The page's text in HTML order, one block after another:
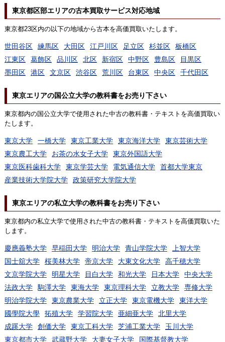
東京都区部エリアの古本買取サービス対応地域
東京都23区内の以下の地域から古本を高価買取いたします。
世田谷区 練馬区 大田区 江戸川区 足立区 杉並区
板橋区
江東区
葛飾区 品川区 北区 新宿区 中野区 豊島区
目黒区
墨田区
港区 文京区 渋谷区 荒川区 台東区 中央区 千代田区
東京エリアの国公立大学の教科書をお売り下さい
東京都内の国公立大学で使用された中古の教科書・テキストを高価買取い
たします。
東京大学 一橋大学 東京工業大学 東京海洋大学
東京芸術大学
東京農工大学
お茶の水女子大学
東京外国語大学
東京医科歯科大学
東京学芸大学 電気通信大学
首都大学東京
産業技術大学院大学
政策研究大学院大学
東京エリアの私立大学の教科書をお売り下さい
東京都内の私立大学で使用された中古の教科書・テキストを高価買取いた
します。
慶應義塾大学 早稲田大学 明治大学 青山学院大学
上智大学
国士舘大学
桜美林大学 帝京大学 大東文化大学
高千穂大学
文京学院大学
明星大学 目白大学 和光大学 日本大学
中央大学
法政大学
駒澤大学 東海大学 東京理科大学 立教大学
専修大学
明治学院大学
東京農業大学 立正大学 東京電機大学
東洋大学
國學院大學
拓殖大学 学習院大学 亜細亜大学
北里大学
成蹊大学
創価大学 東京工科大学 芝浦工業大学
玉川大学
東京都市大学
武蔵野大学 大妻女子大学 国際基督教大学